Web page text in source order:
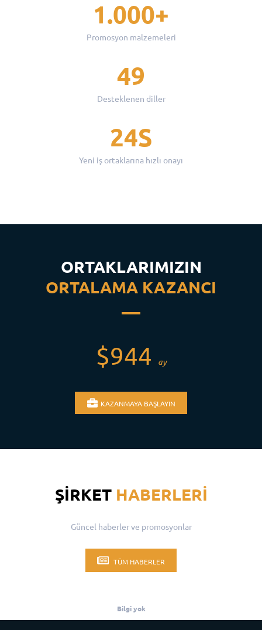
1.000+
Promosyon malzemeleri
49
Desteklenen diller
24S
Yeni iş ortaklarına hızlı onayı
ORTAKLARIMIZIN
ORTALAMA KAZANCI
$944 ay
KAZANMAYA BAŞLAYIN
ŞIRKETHABERLERI
Güncel haberler ve promosyonlar
TÜM HABERLER
Bilgi yok